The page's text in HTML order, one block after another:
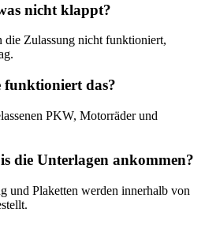
nicht klappt?
die Zulassung nicht funktioniert,
funktioniert das?
PKW, Motorräder und
die Unterlagen ankommen?
und Plaketten werden innerhalb von